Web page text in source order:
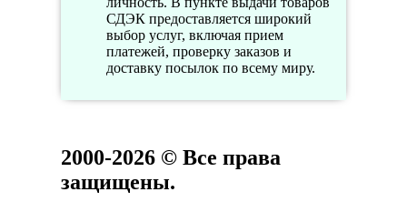
СДЭК предоставляется широкий
выбор услуг, включая прием
платежей, проверку заказов и
доставку посылок по всему миру.
2000-2026 © Все права
защищены.